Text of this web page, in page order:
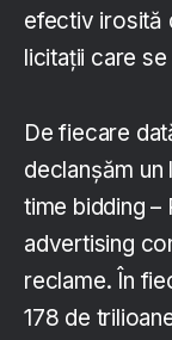
efectiv irosită
licitații care
De fiecare
declanșăm un
time bidding –
advertising
reclame. În
178 de